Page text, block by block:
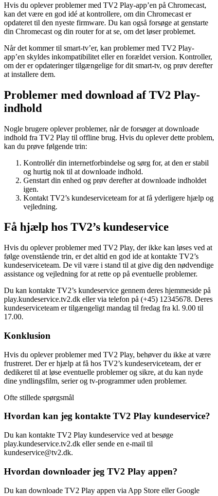
Hvis du oplever problemer med TV2 Play-app’en på Chromecast,
kan det være en god idé at kontrollere, om din Chromecast er
opdateret til den nyeste firmware. Du kan også forsøge at genstarte
din Chromecast og din router for at se, om det løser problemet.
Når det kommer til smart-tv’er, kan problemer med TV2 Play-
app’en skyldes inkompatibilitet eller en forældet version. Kontroller,
om der er opdateringer tilgængelige for dit smart-tv, og prøv derefter
at installere dem.
Problemer med download af TV2 Play-
indhold
Nogle brugere oplever problemer, når de forsøger at downloade
indhold fra TV2 Play til offline brug. Hvis du oplever dette problem,
kan du prøve følgende trin:
Kontrollér din internetforbindelse og sørg for, at den er stabil
og hurtig nok til at downloade indhold.
Genstart din enhed og prøv derefter at downloade indholdet
igen.
Kontakt TV2’s kundeserviceteam for at få yderligere hjælp og
vejledning.
Få hjælp hos TV2’s kundeservice
Hvis du oplever problemer med TV2 Play, der ikke kan løses ved at
følge ovenstående trin, er det altid en god ide at kontakte TV2’s
kundeserviceteam. De vil være i stand til at give dig den nødvendige
assistance og vejledning for at rette op på eventuelle problemer.
Du kan kontakte TV2’s kundeservice gennem deres hjemmeside på
play.kundeservice.tv2.dk eller via telefon på (+45) 12345678. Deres
kundeserviceteam er tilgængeligt mandag til fredag ​​fra kl. 9.00 til
17.00.
Konklusion
Hvis du oplever problemer med TV2 Play, behøver du ikke at være
frustreret. Der er hjælp at få hos TV2’s kundeserviceteam, der er
dedikeret til at løse eventuelle problemer og sikre, at du kan nyde
dine yndlingsfilm, serier og tv-programmer uden problemer.
Ofte stillede spørgsmål
Hvordan kan jeg kontakte TV2 Play kundeservice?
Du kan kontakte TV2 Play kundeservice ved at besøge
play.kundeservice.tv2.dk eller sende en e-mail til
kundeservice@tv2.dk.
Hvordan downloader jeg TV2 Play appen?
Du kan downloade TV2 Play appen via App Store eller Google